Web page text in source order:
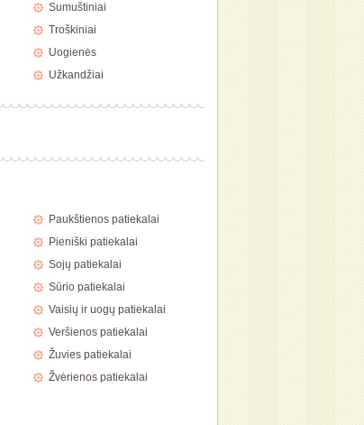
Sumuštiniai
Troškiniai
Uogienės
Užkandžiai
Paukštienos patiekalai
Pieniški patiekalai
Sojų patiekalai
Sūrio patiekalai
Vaisių ir uogų patiekalai
Veršienos patiekalai
Žuvies patiekalai
Žvėrienos patiekalai